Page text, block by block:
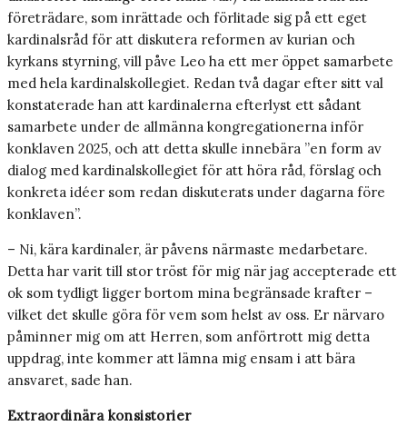
företrädare, som inrättade och förlitade sig på ett eget
kardinalsråd för att diskutera reformen av kurian och
kyrkans styrning, vill påve Leo ha ett mer öppet samarbete
med hela kardinalskollegiet. Redan två dagar efter sitt val
konstaterade han att kardinalerna efterlyst ett sådant
samarbete under de allmänna kongregationerna inför
konklaven 2025, och att detta skulle innebära ”en form av
dialog med kardinalskollegiet för att höra råd, förslag och
konkreta idéer som redan diskuterats under dagarna före
konklaven”.
– Ni, kära kardinaler, är påvens närmaste medarbetare.
Detta har varit till stor tröst för mig när jag accepterade ett
ok som tydligt ligger bortom mina begränsade krafter –
vilket det skulle göra för vem som helst av oss. Er närvaro
påminner mig om att Herren, som anförtrott mig detta
uppdrag, inte kommer att lämna mig ensam i att bära
ansvaret, sade han.
Extraordinära konsistorier